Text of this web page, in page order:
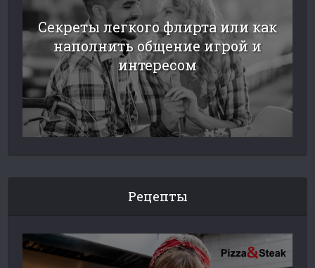
Секреты легкого флирта или как
наполнить общение игрой и
интересом
Рецепты